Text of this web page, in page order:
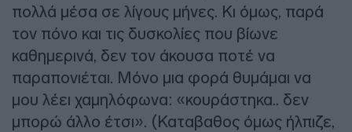
πολλά μέσα σε λίγους μήνες. Κι όμως, παρά
τον πόνο και τις δυσκολίες που βίωνε
καθημερινά, δεν τον άκουσα ποτέ να
παραπονιέται. Μόνο μια φορά θυμάμαι να
μου λέει χαμηλόφωνα: «κουράστηκα.. δεν
μπορώ άλλο έτσι». (Καταβαθος όμως ήλπιζε,